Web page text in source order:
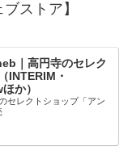
ストア】
｜高円寺のセレク
INTERIM・
か）
セレクトショップ「アン